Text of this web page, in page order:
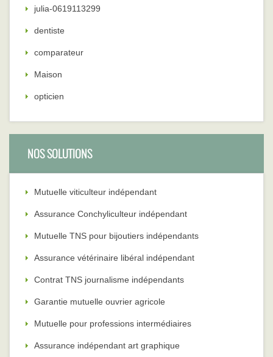
julia-0619113299
dentiste
comparateur
Maison
opticien
NOS SOLUTIONS
Mutuelle viticulteur indépendant
Assurance Conchyliculteur indépendant
Mutuelle TNS pour bijoutiers indépendants
Assurance vétérinaire libéral indépendant
Contrat TNS journalisme indépendants
Garantie mutuelle ouvrier agricole
Mutuelle pour professions intermédiaires
Assurance indépendant art graphique